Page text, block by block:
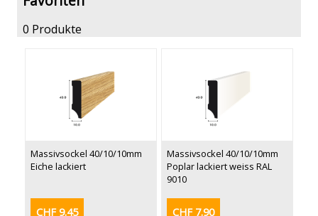
0 Produkte
Massivsockel 40/10/10mm
Eiche lackiert
CHF 9.45
Massivsockel 40/10/10mm
Poplar lackiert weiss RAL
9010
CHF 7.90